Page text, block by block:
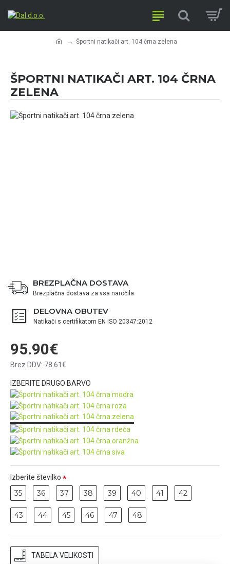
Športni natikači art. 104 črna zelena
ŠPORTNI NATIKAČI ART. 104 ČRNA
ZELENA
BREZPLAČNA DOSTAVA
Brezplačna dostava za vsa naročila
DELOVNA OBUTEV
Natikači s certifikatom EN ISO 20347:2012
95.90€
Brez DDV: 78.61€
IZBERITE DRUGO BARVO
Izberite številko
35 36 37 38 39 40 41 42
43 44 45 46 47 48
TABELA VELIKOSTI